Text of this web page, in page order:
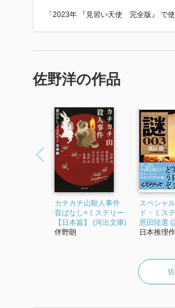
「血判の誓い」2004年7月号
若い頃、人を殺そうとして
この短編集の中では平板な出
解説は阿部達二。過去のエッ
「墓への土産」B
「忘れ得ぬ人」C+
「孤独な香水」A
「名前は記号」C+
「楽しい瞬間」C
「痛む胸」B+
「門札の血」B+
「原爆を止めた男」A
「威張る相手」B
「2023年 『見習い天使 完全版』 で
佐野洋の作品
カチカチ山殺人事件
昔ばなし×ミステリー
【日本篇】 (河出文庫)
伴野朗
スペシャ
ド・ミス
恩田陸選 (
日本推理